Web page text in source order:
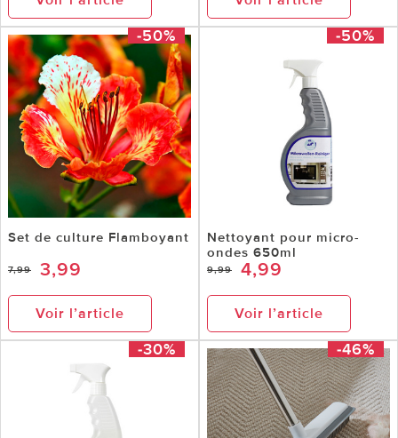
-50%
Set de culture Flamboyant
7,99 3,99
Voir l’article
-50%
Nettoyant pour micro-
ondes 650ml
9,99 4,99
Voir l’article
-30% -46%